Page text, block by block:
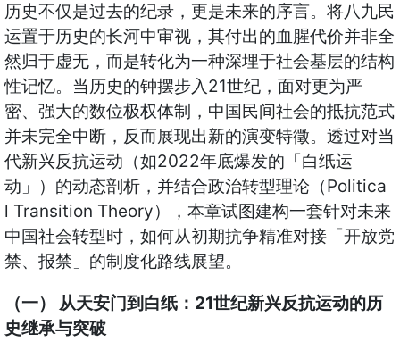
历史不仅是过去的纪录，更是未来的序言。将八九民
运置于历史的长河中审视，其付出的血腥代价并非全
然归于虚无，而是转化为一种深埋于社会基层的结构
性记忆。当历史的钟摆步入21世纪，面对更为严
密、强大的数位极权体制，中国民间社会的抵抗范式
并未完全中断，反而展现出新的演变特徵。透过对当
代新兴反抗运动（如2022年底爆发的「白纸运
动」）的动态剖析，并结合政治转型理论（Politica
l Transition Theory），本章试图建构一套针对未来
中国社会转型时，如何从初期抗争精准对接「开放党
禁、报禁」的制度化路线展望。
（一） 从天安门到白纸：21世纪新兴反抗运动的历
史继承与突破